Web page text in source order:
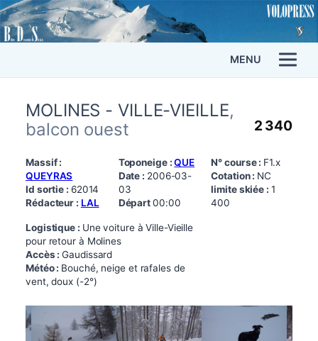
MENU
MOLINES - VILLE-VIEILLE,
balcon ouest
2 340
Massif :
QUEYRAS
Id sortie : 62014
Rédacteur : LAL
Toponeige :QUE
Date : 2006-03-
03
Départ00:00
N° course : F1.x
Cotation : NC
limite skiée : 1
400
Logistique : Une voiture à Ville-Vieille
pour retour à Molines
Accès :Gaudissard
Météo : Bouché, neige et rafales de
vent, doux (-2°)